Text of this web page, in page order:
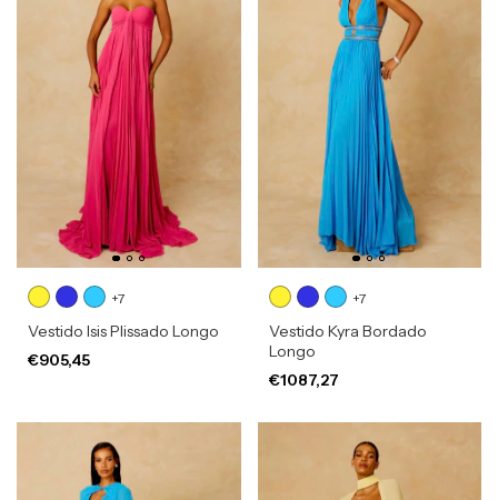
+7
Vestido Isis Plissado Longo
€905,45
+7
Vestido Kyra Bordado
Longo
€1087,27